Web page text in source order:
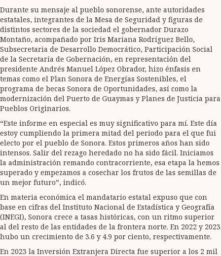
Durante su mensaje al pueblo sonorense, ante autoridades
estatales, integrantes de la Mesa de Seguridad y figuras de
distintos sectores de la sociedad el gobernador Durazo
Montaño, acompañado por Iris Mariana Rodríguez Bello,
Subsecretaria de Desarrollo Democrático, Participación Social
de la Secretaría de Gobernación, en representación del
presidente Andrés Manuel López Obrador, hizo énfasis en
temas como el Plan Sonora de Energías Sostenibles, el
programa de becas Sonora de Oportunidades, así como la
modernización del Puerto de Guaymas y Planes de Justicia para
Pueblos Originarios.
“Este informe en especial es muy significativo para mí. Este día
estoy cumpliendo la primera mitad del periodo para el que fui
electo por el pueblo de Sonora. Estos primeros años han sido
intensos. Salir del rezago heredado no ha sido fácil. Iniciamos
la administración remando contracorriente, esa etapa la hemos
superado y empezamos a cosechar los frutos de las semillas de
un mejor futuro”, indicó.
En materia económica el mandatario estatal expuso que con
base en cifras del Instituto Nacional de Estadística y Geografía
(INEGI), Sonora crece a tasas históricas, con un ritmo superior
al del resto de las entidades de la frontera norte. En 2022 y 2023
hubo un crecimiento de 3.6 y 4.9 por ciento, respectivamente.
En 2023 la Inversión Extranjera Directa fue superior a los 2 mil